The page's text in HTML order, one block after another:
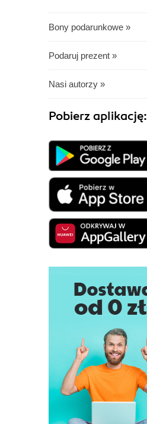
Bony podarunkowe »
Podaruj prezent »
Nasi autorzy »
Pobierz aplikację: